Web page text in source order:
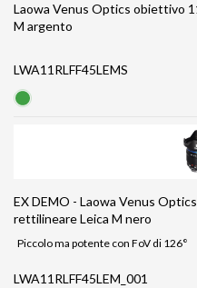
Laowa Venus Optics obiettivo
M argento
LWA11RLFF45LEMS
EX DEMO - Laowa Venus
rettilineare Leica M nero
Piccolo ma potente con FoV di 126°
LWA11RLFF45LEM_001